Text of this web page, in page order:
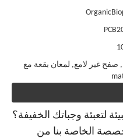
صفح غير لامع, لمعان بقعة مع
لتعبئة وجباتك الخفيفة؟
الخاصة بنا من